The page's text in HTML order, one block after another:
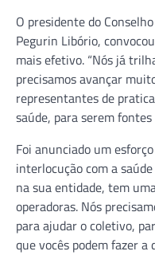
O presidente do
Pegurin Libório,
mais efetivo. “Nós já
precisamos avançar
representantes de
saúde, para serem fontes
Foi anunciado um
interlocução com a
na sua entidade, tem
operadoras. Nós
para ajudar o coletivo,
que vocês podem fazer a